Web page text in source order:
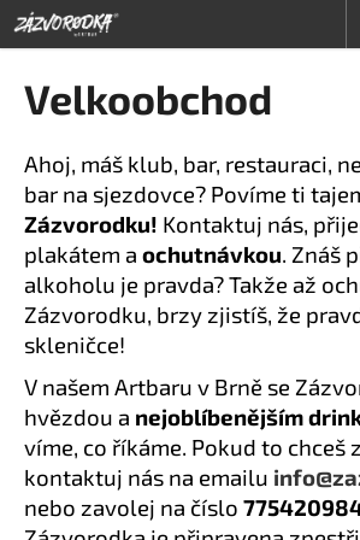
Přejít
na
obsah
Velkoobchod
Ahoj, máš klub, bar, restauraci,
bar na sjezdovce? Povíme ti
Zázvorodku! Kontaktuj nás,
plakátem a ochutnávkou. Znáš
alkoholu je pravda? Takže až
Zázvorodku, brzy zjistíš, že
skleničce!
V našem Artbaru v Brně se
hvězdou a nejoblíbenějším
víme, co říkáme. Pokud to chceš
kontaktuj nás na emailu
nebo zavolej na číslo
o
o
p
o
t
ř
e
b
u
j
e
t
e